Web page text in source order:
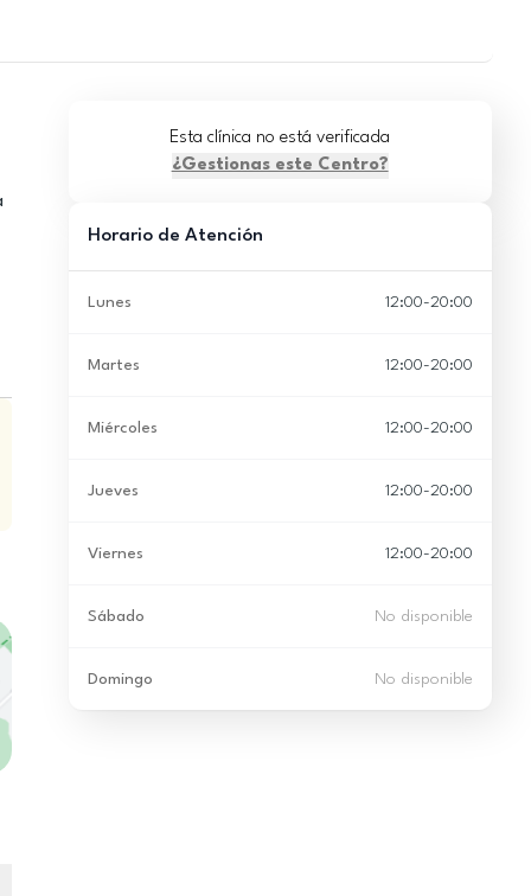
Esta clínica no está verificada
¿Gestionas este Centro?
Horario de Atención
Lunes 12:00-20:00
Martes 12:00-20:00
Miércoles 12:00-20:00
Jueves 12:00-20:00
Viernes 12:00-20:00
Sábado No disponible
Domingo No disponible